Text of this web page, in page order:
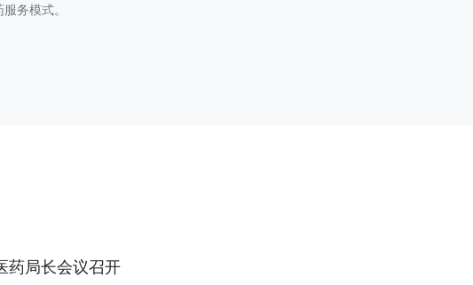
务模式。
药局长会议召开